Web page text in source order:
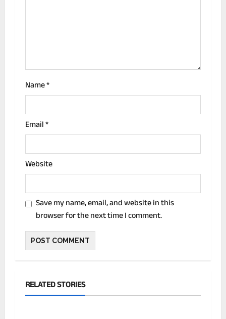
n
Name*
Email*
Website
Save my name, email, and website in this
browser for the next time I comment.
RELATED STORIES
देश